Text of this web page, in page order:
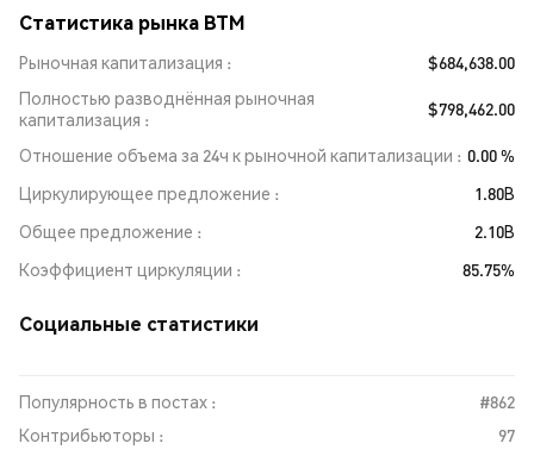
Статистика рынка BTM
Рыночная капитализация
$684,638.00
Полностью разводнённая рыночная
капитализация
$798,462.00
Отношение объема за 24ч к рыночной капитализации
0.00 %
Циркулирующее предложение
1.80B
Общее предложение
2.10B
Коэффициент циркуляции
85.75%
Социальные статистики
Популярность в постах :
#862
Контрибьюторы :
97